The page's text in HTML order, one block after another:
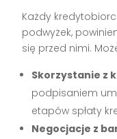
Każdy
podwyżek,
się przed nimi.
Skorzystanie z
podpisaniem
etapów spłaty
Negocjacje z